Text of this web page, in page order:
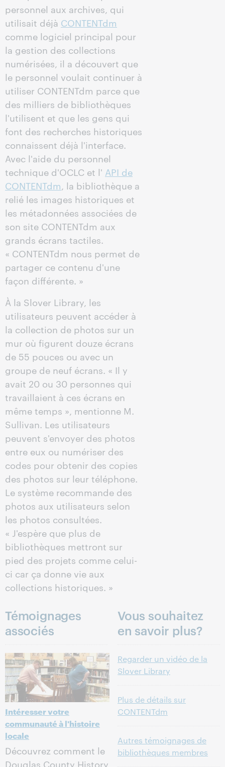
personnel aux archives, qui
utilisait déjà CONTENTdm
comme logiciel principal pour
la gestion des collections
numérisées, il a découvert que
le personnel voulait continuer à
utiliser CONTENTdm parce que
des milliers de bibliothèques
l'utilisent et que les gens qui
font des recherches historiques
connaissent déjà l'interface.
Avec l'aide du personnel
technique d'OCLC et l' API de
CONTENTdm, la bibliothèque a
relié les images historiques et
les métadonnées associées de
son site CONTENTdm aux
grands écrans tactiles.
« CONTENTdm nous permet de
partager ce contenu d'une
façon différente. »
À la Slover Library, les
utilisateurs peuvent accéder à
la collection de photos sur un
mur où figurent douze écrans
de 55 pouces ou avec un
groupe de neuf écrans. « Il y
avait 20 ou 30 personnes qui
travaillaient à ces écrans en
même temps », mentionne M.
Sullivan. Les utilisateurs
peuvent s'envoyer des photos
entre eux ou numériser des
codes pour obtenir des copies
des photos sur leur téléphone.
Le système recommande des
photos aux utilisateurs selon
les photos consultées.
« J'espère que plus de
bibliothèques mettront sur
pied des projets comme celui-
ci car ça donne vie aux
collections historiques. »
Témoignages
associés
Intéresser votre
communauté à l'histoire
locale
Découvrez comment le
Douglas County History
Vous souhaitez
en savoir plus?
Regarder un vidéo de la
Slover Library
Plus de détails sur
CONTENTdm
Autres témoignages de
bibliothèques membres